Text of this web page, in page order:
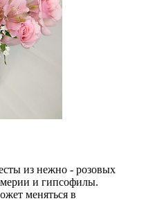
из нежно - розовых
и гипсофилы.
меняться в